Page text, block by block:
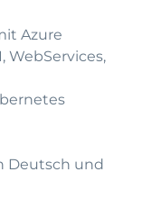
Azure
WebServices,
Deutsch und